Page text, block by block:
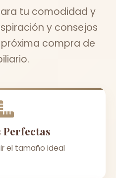
tu comodidad y
y consejos
compra de
Perfectas
el tamaño ideal